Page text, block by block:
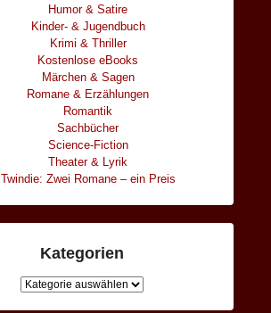
Humor & Satire
Kinder- & Jugendbuch
Krimi & Thriller
Kostenlose eBooks
Märchen & Sagen
Romane & Erzählungen
Romantik
Sachbücher
Science-Fiction
Theater & Lyrik
Twindie: Zwei Romane – ein Preis
Kategorien
Kategorien